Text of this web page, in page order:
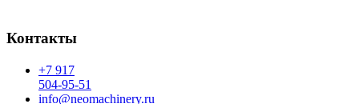
Контакты
+7 917
504-95-51
info@neomachinery.ru